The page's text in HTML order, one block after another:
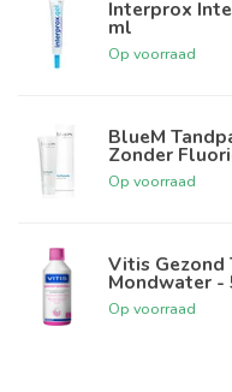
Interprox
ml
Op voorraad
BlueM
Zonder
Op voorraad
Vitis Gezond
Mondwater -
Op voorraad